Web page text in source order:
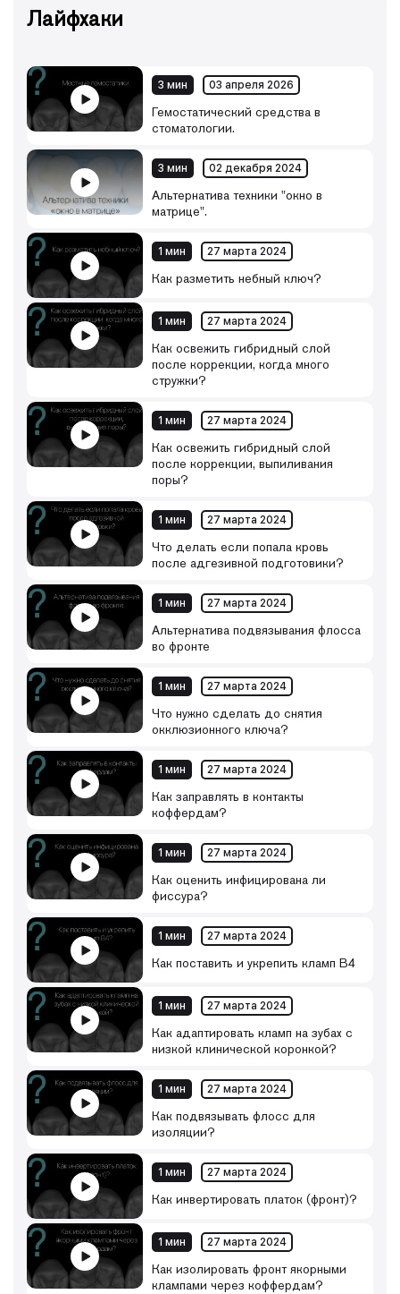
Лайфхаки
3 мин 03 апреля 2026
Гемостатический средства в
стоматологии.
3 мин 02 декабря 2024
Альтернатива техники "окно в
матрице".
1 мин 27 марта 2024
Как разметить небный ключ?
1 мин 27 марта 2024
Как освежить гибридный слой
после коррекции, когда много
стружки?
1 мин 27 марта 2024
Как освежить гибридный слой
после коррекции, выпиливания
поры?
1 мин 27 марта 2024
Что делать если попала кровь
после адгезивной подготовики?
1 мин 27 марта 2024
Альтернатива подвязывания флосса
во фронте
1 мин 27 марта 2024
Что нужно сделать до снятия
окклюзионного ключа?
1 мин 27 марта 2024
Как заправлять в контакты
коффердам?
1 мин 27 марта 2024
Как оценить инфицирована ли
фиссура?
1 мин 27 марта 2024
Как поставить и укрепить кламп B4
1 мин 27 марта 2024
Как адаптировать кламп на зубах с
низкой клинической коронкой?
1 мин 27 марта 2024
Как подвязывать флосс для
изоляции?
1 мин 27 марта 2024
Как инвертировать платок (фронт)?
1 мин 27 марта 2024
Как изолировать фронт якорными
клампами через коффердам?